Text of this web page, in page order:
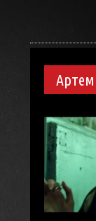
Артем